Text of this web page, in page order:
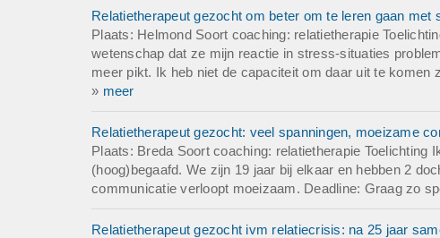
Offerte
Offerte aanvragen
Relatietherapeut gezocht om beter om te leren gaan met
Plaats: Helmond Soort coaching: relatietherapie
wetenschap dat ze mijn reactie in stress-situaties
meer pikt. Ik heb niet de capaciteit om daar uit te komen
» meer
Relatietherapeut gezocht: veel spanningen, moeizame
Plaats: Breda Soort coaching: relatietherapie Toelichting
(hoog)begaafd. We zijn 19 jaar bij elkaar en hebben 2
communicatie verloopt moeizaam. Deadline: Graag zo
Relatietherapeut gezocht ivm relatiecrisis: na 25 jaar